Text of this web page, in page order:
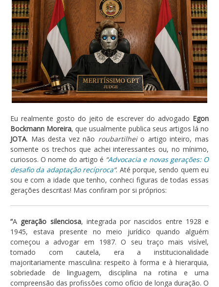
Eu realmente gosto do jeito de escrever do advogado Egon
Bockmann Moreira, que usualmente publica seus artigos lá no
JOTA. Mas desta vez não roubartilheio artigo inteiro, mas
somente os trechos que achei interessantes ou, no mínimo,
curiosos. O nome do artigo é “Advocacia e novas gerações: O
desafio da adaptação recíproca“. Até porque, sendo quem eu
sou e com a idade que tenho, conheci figuras de todas essas
gerações descritas! Mas confiram por si próprios:
“A geração silenciosa, integrada por nascidos entre 1928 e
1945, estava presente no meio jurídico quando alguém
começou a advogar em 1987. O seu traço mais visível,
tomado com cautela, era a institucionalidade
majoritariamente masculina: respeito à forma e à hierarquia,
sobriedade de linguagem, disciplina na rotina e uma
compreensão das profissões como ofício de longa duração. O